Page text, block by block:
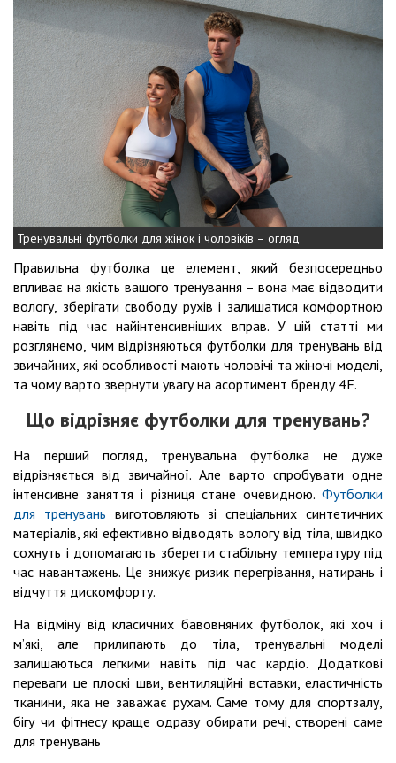
Тренувальні футболки для жінок і чоловіків – огляд
Правильна футболка це елемент, який безпосередньо
впливає на якість вашого тренування – вона має відводити
вологу, зберігати свободу рухів і залишатися комфортною
навіть під час найінтенсивніших вправ. У цій статті ми
розглянемо, чим відрізняються футболки для тренувань від
звичайних, які особливості мають чоловічі та жіночі моделі,
та чому варто звернути увагу на асортимент бренду 4F.
Що відрізняє футболки для тренувань?
На перший погляд, тренувальна футболка не дуже
відрізняється від звичайної. Але варто спробувати одне
інтенсивне заняття і різниця стане очевидною. Футболки
для тренувань виготовляють зі спеціальних синтетичних
матеріалів, які ефективно відводять вологу від тіла, швидко
сохнуть і допомагають зберегти стабільну температуру під
час навантажень. Це знижує ризик перегрівання, натирань і
відчуття дискомфорту.
На відміну від класичних бавовняних футболок, які хоч і
м’які, але прилипають до тіла, тренувальні моделі
залишаються легкими навіть під час кардіо. Додаткові
переваги це плоскі шви, вентиляційні вставки, еластичність
тканини, яка не заважає рухам. Саме тому для спортзалу,
бігу чи фітнесу краще одразу обирати речі, створені саме
для тренувань